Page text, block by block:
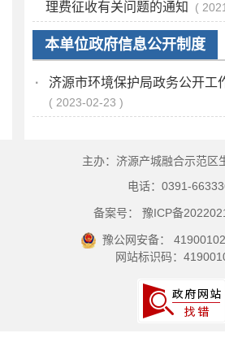
理费征收有关问题的通知
本单位政府信息公开制度
· 济源市环境保护局政务公开工
2023-02-23
主办：济源产城融合示范区
电话：0391-
备案号： 豫ICP备
豫公网安备：
网站标识码：